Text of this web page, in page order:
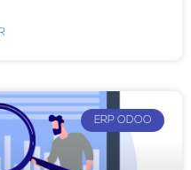
ERP ODOO